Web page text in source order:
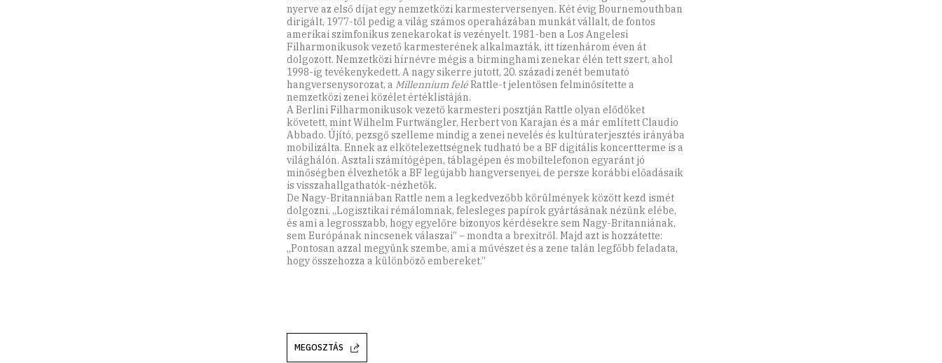
nyerve az első díjat egy nemzetközi karmesterversenyen. Két évig Bournemouthban
dirigált, 1977-től pedig a világ számos operaházában munkát vállalt, de fontos
amerikai szimfonikus zenekarokat is vezényelt. 1981-ben a Los Angelesi
Filharmonikusok vezető karmesterének alkalmazták, itt tizenhárom éven át
dolgozott. Nemzetközi hírnévre mégis a birminghami zenekar élén tett szert, ahol
1998-ig tevékenykedett. A nagy sikerre jutott, 20. századi zenét bemutató
hangversenysorozat, a Millennium feléRattle-t jelentősen felminősítette a
nemzetközi zenei közélet értéklistáján.
A Berlini Filharmonikusok vezető karmesteri posztján Rattle olyan elődöket
követett, mint Wilhelm Furtwängler, Herbert von Karajan és a már említett Claudio
Abbado. Újító, pezsgő szelleme mindig a zenei nevelés és kultúraterjesztés irányába
mobilizálta. Ennek az elkötelezettségnek tudható be a BF digitális koncertterme is a
világhálón. Asztali számítógépen, táblagépen és mobiltelefonon egyaránt jó
minőségben élvezhetők a BF legújabb hangversenyei, de persze korábbi előadásaik
is visszahallgathatók-nézhetők.
De Nagy-Britanniában Rattle nem a legkedvezőbb körülmények között kezd ismét
dolgozni. „Logisztikai rémálomnak, felesleges papírok gyártásának nézünk elébe,
és ami a legrosszabb, hogy egyelőre bizonyos kérdésekre sem Nagy-Britanniának,
sem Európának nincsenek válaszai” – mondta a brexitről. Majd azt is hozzátette:
„Pontosan azzal megyünk szembe, ami a művészet és a zene talán legfőbb feladata,
hogy összehozza a különböző embereket.”
MEGOSZTÁS